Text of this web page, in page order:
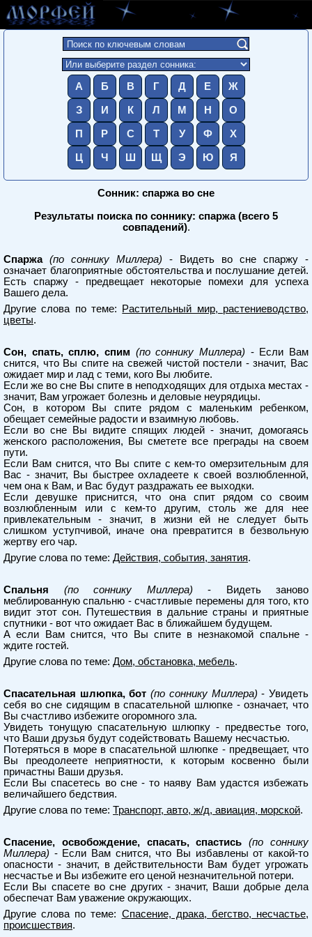
А Б В Г Д Е Ж
З И К Л М Н О
П Р С Т У Ф Х
Ц Ч Ш Щ Э Ю Я
Сонник: спаржа во сне
Результаты поиска по соннику: спаржа (всего 5
совпадений).
Спаржа (по соннику Миллера) - Видеть во сне спаржу -
означает благоприятные обстоятельства и послушание детей.
Есть спаржу - предвещает некоторые помехи для успеха
Вашего дела.
Другие слова по теме:
Растительный мир, растениеводство,
цветы.
Сон, спать, сплю, спим (по соннику Миллера) - Если Вам
снится, что Вы спите на свежей чистой постели - значит, Вас
ожидает мир и лад с теми, кого Вы любите.
Если же во сне Вы спите в неподходящих для отдыха местах -
значит, Вам угрожает болезнь и деловые неурядицы.
Сон, в котором Вы спите рядом с маленьким ребенком,
обещает семейные радости и взаимную любовь.
Если во сне Вы видите спящих людей - значит, домогаясь
женского расположения, Вы сметете все преграды на своем
пути.
Если Вам снится, что Вы спите с кем-то омерзительным для
Вас - значит, Вы быстрее охладеете к своей возлюбленной,
чем она к Вам, и Вас будут раздражать ее выходки.
Если девушке приснится, что она спит рядом со своим
возлюбленным или с кем-то другим, столь же для нее
привлекательным - значит, в жизни ей не следует быть
слишком уступчивой, иначе она превратится в безвольную
жертву его чар.
Другие слова по теме: Действия, события, занятия.
Спальня (по соннику Миллера) - Видеть заново
меблированную спальню - счастливые перемены для того, кто
видит этот сон. Путешествия в дальние страны и приятные
спутники - вот что ожидает Вас в ближайшем будущем.
А если Вам снится, что Вы спите в незнакомой спальне -
ждите гостей.
Другие слова по теме: Дом, обстановка, мебель.
Спасательная шлюпка, бот (по соннику Миллера) - Увидеть
себя во сне сидящим в спасательной шлюпке - означает, что
Вы счастливо избежите огоромного зла.
Увидеть тонущую спасательную шлюпку - предвестье того,
что Ваши друзья будут содействовать Вашему несчастью.
Потеряться в море в спасательной шлюпке - предвещает, что
Вы преодолеете неприятности, к которым косвенно были
причастны Ваши друзья.
Если Вы спасетесь во сне - то наяву Вам удастся избежать
величайшего бедствия.
Другие слова по теме: Транспорт, авто, ж/д, авиация, морской.
Спасение, освобождение, спасать, спастись
(по соннику
Миллера) - Если Вам снится, что Вы избавлены от какой-то
опасности - значит, в действительности Вам будет угрожать
несчастье и Вы избежите его ценой незначительной потери.
Если Вы спасете во сне других - значит, Ваши добрые дела
обеспечат Вам уважение окружающих.
Другие слова по теме: Спасение, драка, бегство, несчастье,
происшествия.